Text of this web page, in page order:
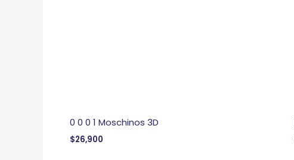
0 0 0 1 Moschinos 3D
$26,900